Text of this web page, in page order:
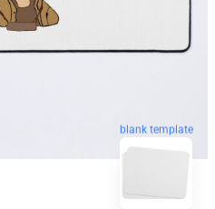
blank template